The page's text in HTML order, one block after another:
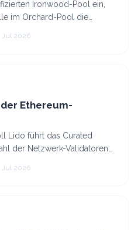
Ironwood-Pool ein,
im Orchard-Pool die
ermöglichte.
Jul 2026
Ethereum-
Lido führt das Curated
der Netzwerk-Validatoren
Jul 2026